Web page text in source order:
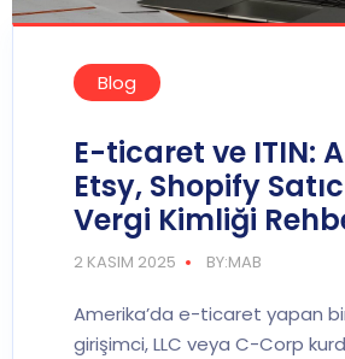
Blog
E-ticaret ve ITIN:
Etsy, Shopify
Vergi Kimliği
2 KASIM 2025 BY:MAB
Amerika’da e-ticaret yapan
girişimci, LLC veya C-Corp